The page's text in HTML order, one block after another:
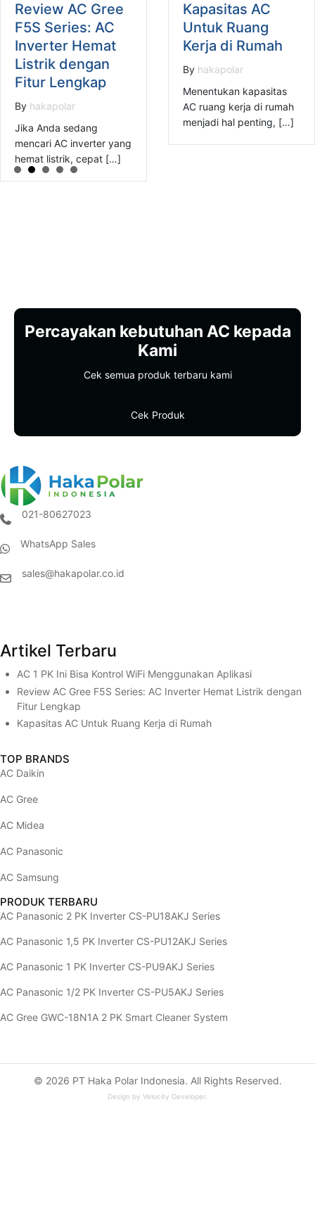
Review AC Gree
F5S Series: AC
Inverter Hemat
Listrik dengan
Fitur Lengkap
By hakapolar
Jika Anda sedang
mencari AC inverter yang
hemat listrik, cepat […]
Kapasitas AC
Untuk Ruang
Kerja di Rumah
By hakapolar
Menentukan kapasitas
AC ruang kerja di rumah
menjadi hal penting, […]
Percayakan kebutuhan AC kepada
Kami
Cek semua produk terbaru kami
Cek Produk
021-80627023
(opens in new tab)
WhatsApp Sales
(opens in new tab)
sales@hakapolar.co.id
Artikel Terbaru
AC 1 PK Ini Bisa Kontrol WiFi Menggunakan Aplikasi
Review AC Gree F5S Series: AC Inverter Hemat Listrik dengan
Fitur Lengkap
Kapasitas AC Untuk Ruang Kerja di Rumah
TOP BRANDS
AC Daikin
AC Gree
AC Midea
AC Panasonic
AC Samsung
PRODUK TERBARU
AC Panasonic 2 PK Inverter CS-PU18AKJ Series
AC Panasonic 1,5 PK Inverter CS-PU12AKJ Series
AC Panasonic 1 PK Inverter CS-PU9AKJ Series
AC Panasonic 1/2 PK Inverter CS-PU5AKJ Series
AC Gree GWC-18N1A 2 PK Smart Cleaner System
© 2026 PT Haka Polar Indonesia. All Rights Reserved.
Design by Velocity Developer.